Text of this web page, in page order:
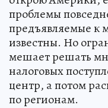
проблемы
предъявляемые к
известны. Но
мешает решать
налоговых
центр, а потом
по регионам.